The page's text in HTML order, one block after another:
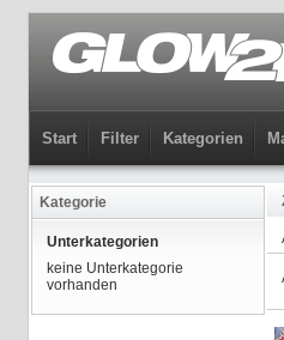
Start Filter Kategorien
Kategorie
Unterkategorien
keine Unterkategorie
vorhanden